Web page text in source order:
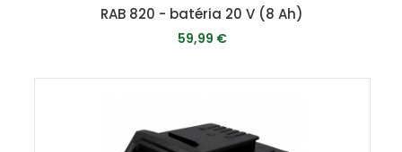
RAB 820 - batéria 20 V (8 Ah)
59,99 €